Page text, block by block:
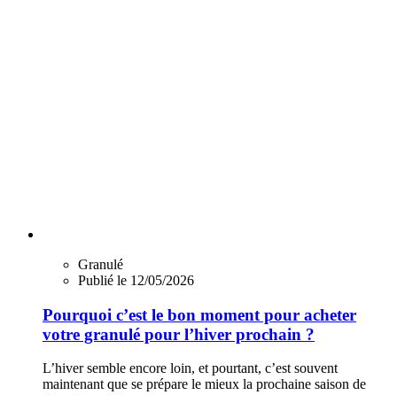
Granulé
Publié le 12/05/2026
Pourquoi c’est le bon moment pour acheter
votre granulé pour l’hiver prochain ?
L’hiver semble encore loin, et pourtant, c’est souvent
maintenant que se prépare le mieux la prochaine saison de